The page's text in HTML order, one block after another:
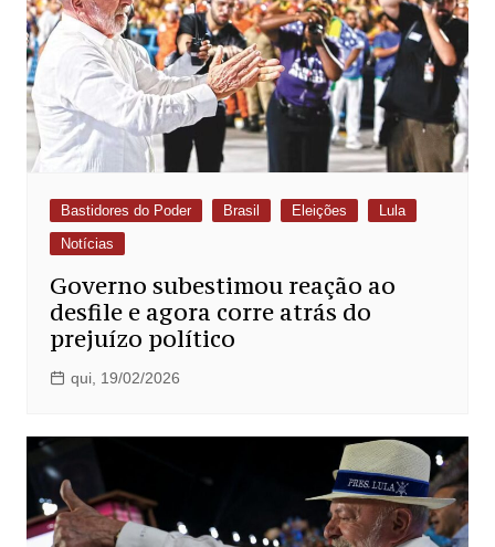
Bastidores do Poder Brasil Eleições
Lula
Notícias
Governo subestimou reação ao
desfile e agora corre atrás do
prejuízo político
qui, 19/02/2026